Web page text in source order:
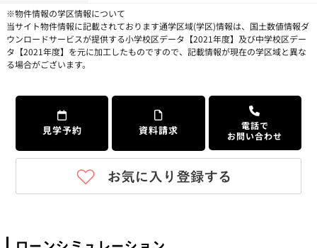
※物件情報の学区情報について
当サイト物件情報に記載されております通学区域(学区)情報は、国土数値情報ダ
ウンロードサービスが提供する小学校区データ【2021年度】及び中学校区デー
タ【2021年度】を元に加工したものですので、記載情報が現在の学区域と異な
る場合がございます。
見学予約 資料請求
電話で
お問い合わせ